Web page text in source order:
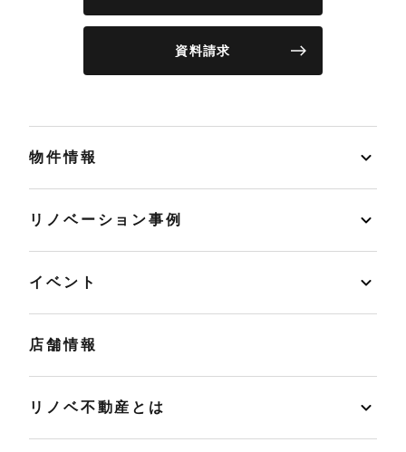
資料請求
物件情報
リノベーション事例
イベント
店舗情報
リノベ不動産とは